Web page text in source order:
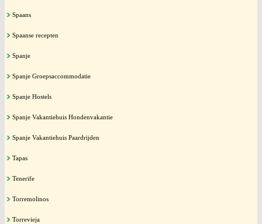
Spaans
Spaanse recepten
Spanje
Spanje Groepsaccommodatie
Spanje Hostels
Spanje Vakantiehuis Hondenvakantie
Spanje Vakantiehuis Paardrijden
Tapas
Tenerife
Torremolinos
Torrevieja